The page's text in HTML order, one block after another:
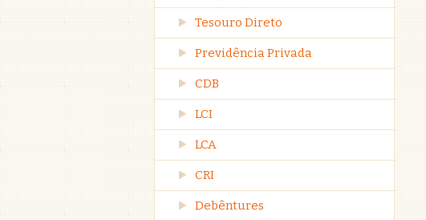
Tesouro Direto
Previdência Privada
CDB
LCI
LCA
CRI
Debêntures